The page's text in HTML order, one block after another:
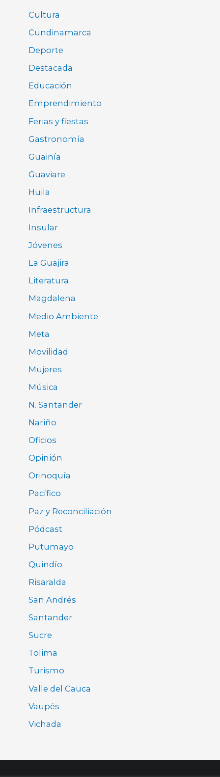
Cultura
Cundinamarca
Deporte
Destacada
Educación
Emprendimiento
Ferias y fiestas
Gastronomía
Guainía
Guaviare
Huila
Infraestructura
Insular
Jóvenes
La Guajira
Literatura
Magdalena
Medio Ambiente
Meta
Movilidad
Mujeres
Música
N. Santander
Nariño
Oficios
Opinión
Orinoquía
Pacífico
Paz y Reconciliación
Pódcast
Putumayo
Quindío
Risaralda
San Andrés
Santander
Sucre
Tolima
Turismo
Valle del Cauca
Vaupés
Vichada